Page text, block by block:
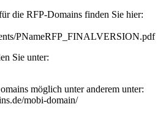
die RFP-Domains finden Sie hier:
PNameRFP_FINALVERSION.pdf
Sie unter:
möglich unter anderem unter:
mobi-domain/